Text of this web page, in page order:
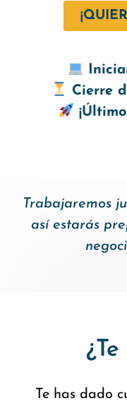
Cierre
Trabajaremos
así estarás
Te has dado